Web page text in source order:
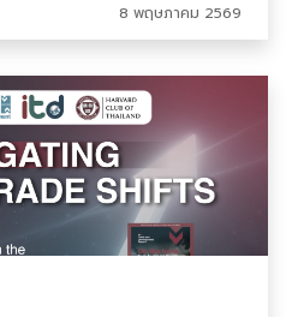
8 พฤษภาคม 2569